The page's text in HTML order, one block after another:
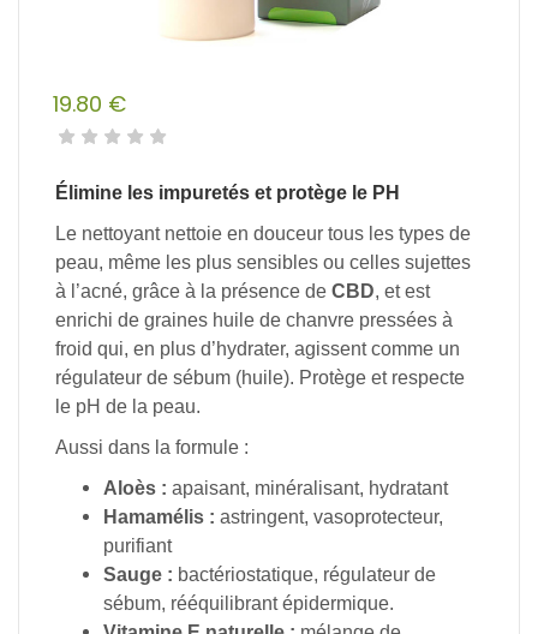
19.80 €
Élimine les impuretés et protège le PH
Le nettoyant nettoie en douceur tous les types de
peau, même les plus sensibles ou celles sujettes
à l’acné, grâce à la présence de CBD, et est
enrichi de graines huile de chanvre pressées à
froid qui, en plus d’hydrater, agissent comme un
régulateur de sébum (huile). Protège et respecte
le pH de la peau.
Aussi dans la formule :
Aloès : apaisant, minéralisant, hydratant
Hamamélis : astringent, vasoprotecteur,
purifiant
Sauge : bactériostatique, régulateur de
sébum, rééquilibrant épidermique.